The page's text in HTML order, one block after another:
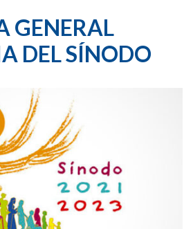
GENERAL
DEL SÍNODO